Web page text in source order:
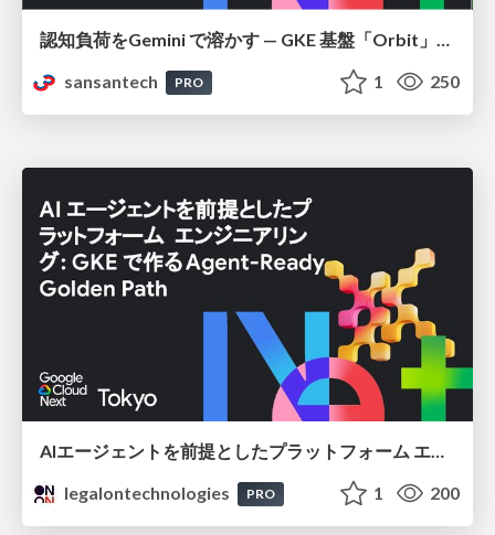
認知負荷をGemini で溶かす — GKE 基盤「Orbit」における AI エージェントの実践
sansantech
PRO 1 250
legalontechnologies
PRO 1 200